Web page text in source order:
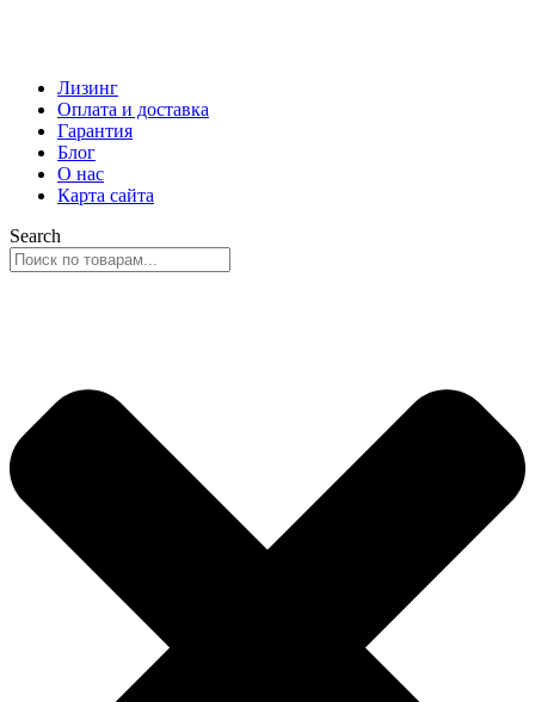
Лизинг
Оплата и доставка
Гарантия
Блог
О нас
Карта сайта
Search